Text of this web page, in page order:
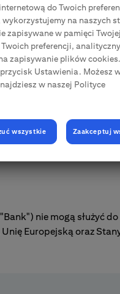
nie mogą służyć
Europejską oraz
do Twoich
na naszych
zapisywane w pamięci Twojej
preferencji,
zapisywanie plików
Ustawienia. Możesz
w naszej Polityce
wszystkie Zaakceptuj